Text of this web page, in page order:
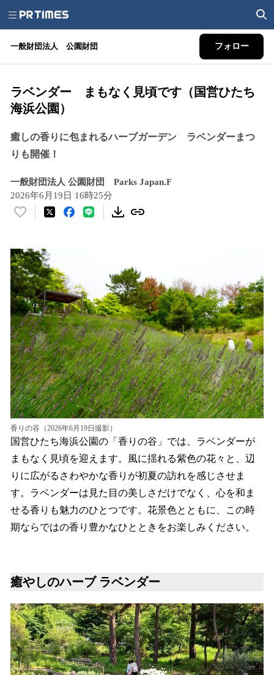
一般財団法人 公園財団 フォロー
ラベンダー まもなく見頃です（国営ひたち
海浜公園）
癒しの香りに包まれるハーブガーデン ラベンダーまつ
りも開催！
一般財団法人 公園財団 Parks Japan.F
2026年6月19日 16時25分
い
！
数
を
読
み
込
み
中
で
す
香りの谷（2026年6月19日撮影）
国営ひたち海浜公園の「香りの谷」では、ラベンダーが
まもなく見頃を迎えます。風に揺れる紫色の花々と、辺
りに広がるさわやかな香りが初夏の訪れを感じさせま
す。ラベンダーは見た目の美しさだけでなく、心を和ま
せる香りも魅力のひとつです。花景色とともに、この時
期ならではの香り豊かなひとときをお楽しみください。
癒やしのハーブ ラベンダー